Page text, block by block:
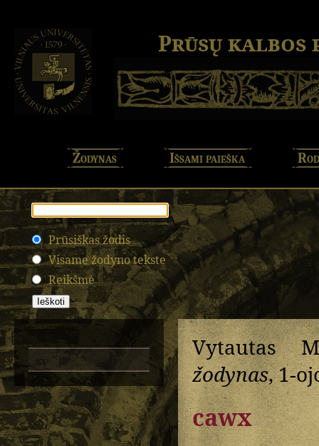
Prūsų kalbos
Žodynas Išsami paieška
Prūsiškas žodis
Visame žodyno tekste
Reikšmė
Vytautas
žodynas, 1-
cawx